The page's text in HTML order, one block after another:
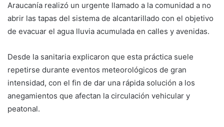
Araucanía realizó un urgente llamado a la comunidad a no
abrir las tapas del sistema de alcantarillado con el objetivo
de evacuar el agua lluvia acumulada en calles y avenidas.
Desde la sanitaria explicaron que esta práctica suele
repetirse durante eventos meteorológicos de gran
intensidad, con el fin de dar una rápida solución a los
anegamientos que afectan la circulación vehicular y
peatonal.